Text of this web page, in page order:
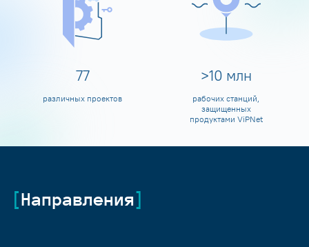
80
различных проектов
>10 млн
рабочих станций,
защищенных
продуктами ViPNet
Направления